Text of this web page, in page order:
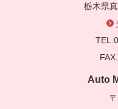
栃木県
Auto